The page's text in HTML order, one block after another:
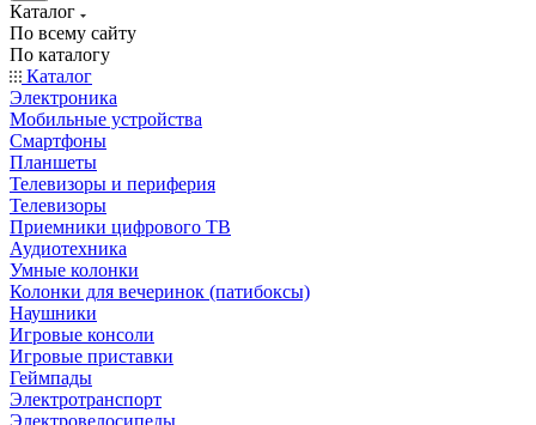
Каталог
По всему сайту
По каталогу
Каталог
Электроника
Мобильные устройства
Смартфоны
Планшеты
Телевизоры и периферия
Телевизоры
Приемники цифрового ТВ
Аудиотехника
Умные колонки
Колонки для вечеринок (патибоксы)
Наушники
Игровые консоли
Игровые приставки
Геймпады
Электротранспорт
Электровелосипеды